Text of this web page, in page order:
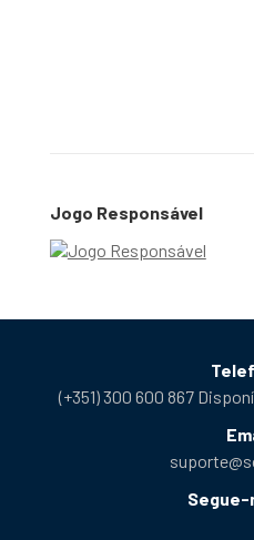
Jogo Responsável
(+351) 300 600 867
Segue-